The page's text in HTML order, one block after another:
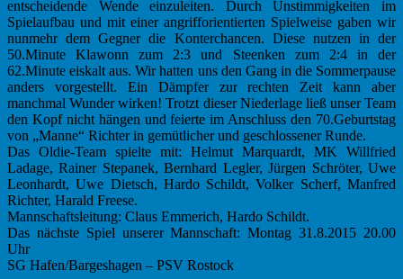
entscheidende Wende einzuleiten. Durch Unstimmigkeiten im
Spielaufbau und mit einer angrifforientierten Spielweise gaben wir
nunmehr dem Gegner die Konterchancen. Diese nutzen in der
50.Minute Klawonn zum 2:3 und Steenken zum 2:4 in der
62.Minute eiskalt aus. Wir hatten uns den Gang in die Sommerpause
anders vorgestellt. Ein Dämpfer zur rechten Zeit kann aber
manchmal Wunder wirken! Trotzt dieser Niederlage ließ unser Team
den Kopf nicht hängen und feierte im Anschluss den 70.Geburtstag
von „Manne“ Richter in gemütlicher und geschlossener Runde.
Das Oldie-Team spielte mit: Helmut Marquardt, MK Willfried
Ladage, Rainer Stepanek, Bernhard Legler, Jürgen Schröter, Uwe
Leonhardt, Uwe Dietsch, Hardo Schildt, Volker Scherf, Manfred
Richter, Harald Freese.
Mannschaftsleitung: Claus Emmerich, Hardo Schildt.
Das nächste Spiel unserer Mannschaft: Montag 31.8.2015 20.00
Uhr
SG Hafen/Bargeshagen – PSV Rostock